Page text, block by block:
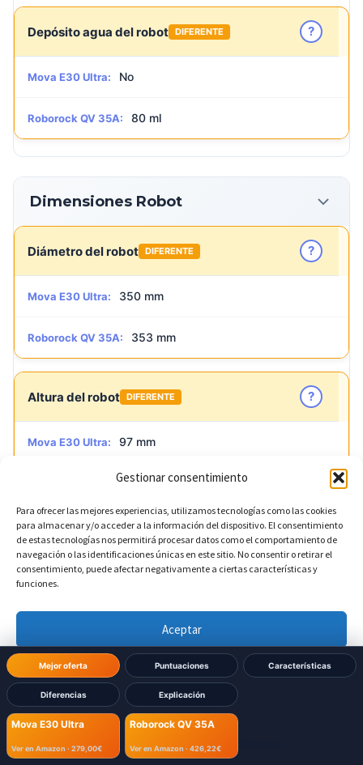
Gestionar consentimiento
Para ofrecer las mejores experiencias, utilizamos tecnologías como las cookies
para almacenar y/o acceder a la información del dispositivo. El consentimiento
de estas tecnologías nos permitirá procesar datos como el comportamiento de
navegación o las identificaciones únicas en este sitio. No consentir o retirar el
consentimiento, puede afectar negativamente a ciertas características y
funciones.
Aceptar
Denegar
Ver preferencias
Política de cookies Política de Privacidad
Mejor oferta Puntuaciones Características
Diferencias Explicación
Mova E30 Ultra
Ver en Amazon · 279,00€
Roborock QV 35A
Ver en Amazon · 426,22€
Depósito agua del robot DIFERENTE ?
Mova E30 Ultra: No
Roborock QV 35A: 80 ml
Dimensiones Robot
Diámetro del robot DIFERENTE ?
Mova E30 Ultra: 350 mm
Roborock QV 35A: 353 mm
Altura del robot DIFERENTE ?
Mova E30 Ultra: 97 mm
Roborock QV 35A: 96,5 mm
Dimensiones Base
Ancho de la base ?
Mova E30 Ultra: 340 mm
Roborock QV 35A: 340 mm
Altura de la base DIFERENTE